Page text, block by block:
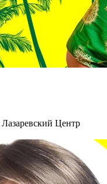
Лазаревский Центр